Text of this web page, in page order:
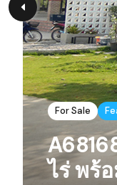
For Sale
ไร่ พร้